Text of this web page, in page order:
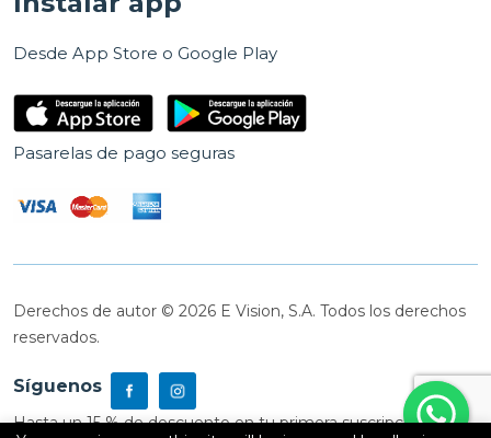
Desde App Store o Google Play
Pasarelas de pago seguras
Derechos de autor © 2026 E Vision, S.A. Todos los derechos
reservados.
Síguenos
Hasta un 15 % de descuento en tu primera suscripción